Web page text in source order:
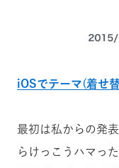
iOSでテーマ(着せ
最初は私からの発
らけっこうハマっ